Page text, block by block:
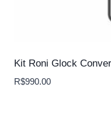
Kit Roni Glock
R$990.00